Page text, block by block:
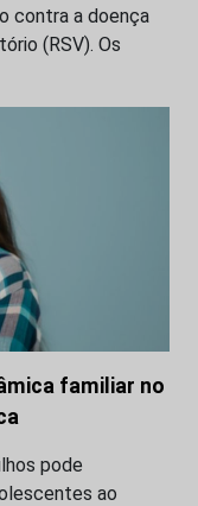
contra a doença
(RSV). Os
familiar no
pode
ao